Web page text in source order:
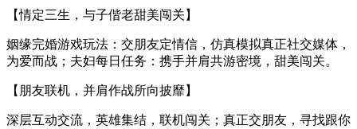
【情定三生，与子偕老甜美闯关】
姻缘完婚游戏玩法：交朋友定情信，仿真模拟真正社交媒体，
为爱而战；夫妇每日任务：携手并肩共游密境，甜美闯关。
【朋友联机，并肩作战所向披靡】
深层互动交流，英雄集结，联机闯关；真正交朋友，寻找跟你